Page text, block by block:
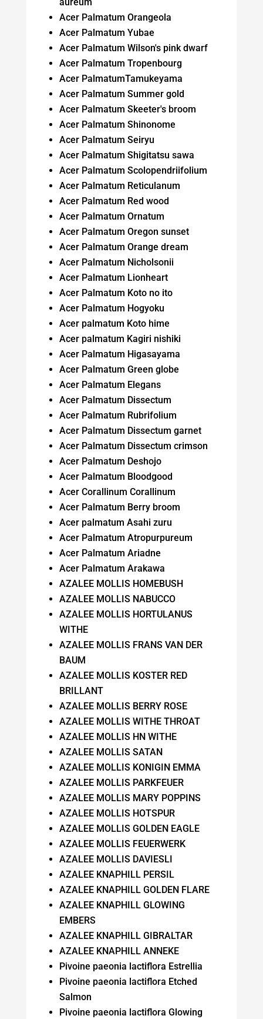
Acer Palmatum Orangeola
Acer Palmatum Yubae
Acer Palmatum Wilson's pink dwarf
Acer Palmatum Tropenbourg
Acer PalmatumTamukeyama
Acer Palmatum Summer gold
Acer Palmatum Skeeter's broom
Acer Palmatum Shinonome
Acer Palmatum Seiryu
Acer Palmatum Shigitatsu sawa
Acer Palmatum Scolopendriifolium
Acer Palmatum Reticulanum
Acer Palmatum Red wood
Acer Palmatum Ornatum
Acer Palmatum Oregon sunset
Acer Palmatum Orange dream
Acer Palmatum Nicholsonii
Acer Palmatum Lionheart
Acer Palmatum Koto no ito
Acer Palmatum Hogyoku
Acer palmatum Koto hime
Acer palmatum Kagiri nishiki
Acer Palmatum Higasayama
Acer Palmatum Green globe
Acer Palmatum Elegans
Acer Palmatum Dissectum
Acer Palmatum Rubrifolium
Acer Palmatum Dissectum garnet
Acer Palmatum Dissectum crimson
Acer Palmatum Deshojo
Acer Palmatum Bloodgood
Acer Corallinum Corallinum
Acer Palmatum Berry broom
Acer palmatum Asahi zuru
Acer Palmatum Atropurpureum
Acer Palmatum Ariadne
Acer Palmatum Arakawa
AZALEE MOLLIS HOMEBUSH
AZALEE MOLLIS NABUCCO
AZALEE MOLLIS HORTULANUS
WITHE
AZALEE MOLLIS FRANS VAN DER
BAUM
AZALEE MOLLIS KOSTER RED
BRILLANT
AZALEE MOLLIS BERRY ROSE
AZALEE MOLLIS WITHE THROAT
AZALEE MOLLIS HN WITHE
AZALEE MOLLIS SATAN
AZALEE MOLLIS KONIGIN EMMA
AZALEE MOLLIS PARKFEUER
AZALEE MOLLIS MARY POPPINS
AZALEE MOLLIS HOTSPUR
AZALEE MOLLIS GOLDEN EAGLE
AZALEE MOLLIS FEUERWERK
AZALEE MOLLIS DAVIESLI
AZALEE KNAPHILL PERSIL
AZALEE KNAPHILL GOLDEN FLARE
AZALEE KNAPHILL GLOWING
EMBERS
AZALEE KNAPHILL GIBRALTAR
AZALEE KNAPHILL ANNEKE
Pivoine paeonia lactiflora Estrellia
Pivoine paeonia lactiflora Etched
Salmon
Pivoine paeonia lactiflora Glowing